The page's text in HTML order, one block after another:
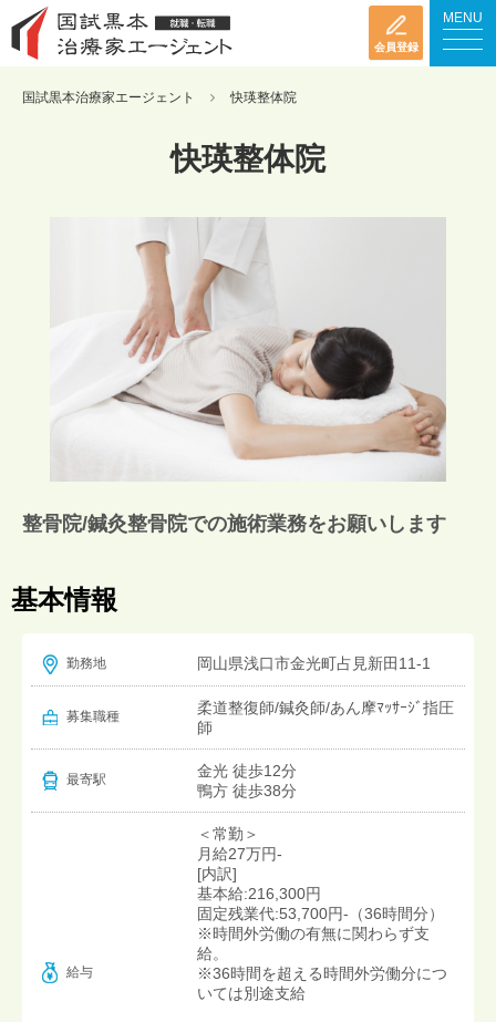
会員登録
MENU
国試黒本治療家エージェント 快瑛整体院
快瑛整体院
整骨院/鍼灸整骨院での施術業務をお願いします
基本情報
勤務地 岡山県浅口市金光町占見新田11-1
募集職種
柔道整復師/鍼灸師/あん摩ﾏｯｻｰｼﾞ指圧
師
最寄駅
金光 徒歩12分
鴨方 徒歩38分
給与
＜常勤＞
月給27万円-
[内訳]
基本給:216,300円
固定残業代:53,700円-（36時間分）
※時間外労働の有無に関わらず支
給。
※36時間を超える時間外労働分につ
いては別途支給